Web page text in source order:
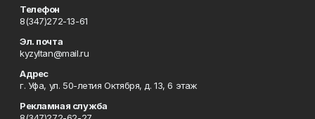
Телефон
8(347)272-13-61
Эл. почта
kyzyltan@mail.ru
Адрес
г. Уфа, ул. 50-летия Октября, д. 13, 6 этаж
Рекламная служба